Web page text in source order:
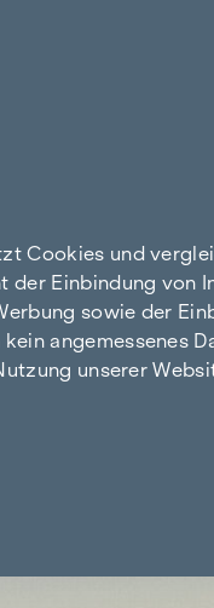
Cookies und
der Einbindung von
sowie der
kein angemessenes
unserer